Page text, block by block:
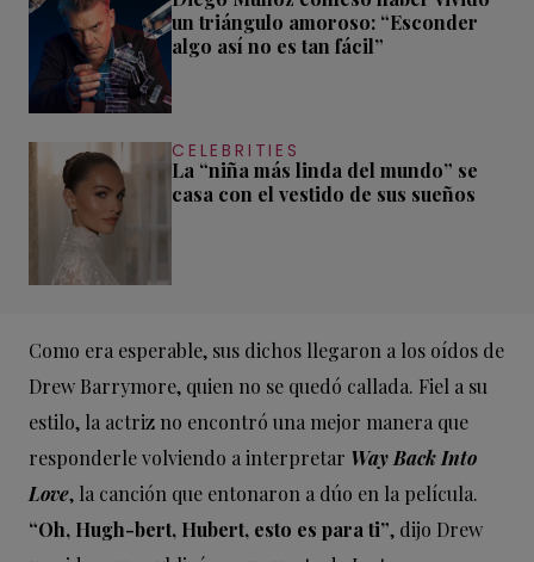
un triángulo amoroso: “Esconder
algo así no es tan fácil”
CELEBRITIES
La “niña más linda del mundo” se
casa con el vestido de sus sueños
Como era esperable, sus dichos llegaron a los oídos de
Drew Barrymore, quien no se quedó callada. Fiel a su
estilo, la actriz no encontró una mejor manera que
responderle volviendo a interpretar Way Back Into
Love, la canción que entonaron a dúo en la película.
“Oh, Hugh-bert, Hubert, esto es para ti”, dijo Drew